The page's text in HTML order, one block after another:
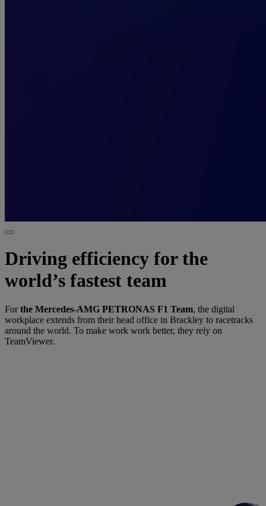
Driving efficiency for the
world’s fastest team
Forthe Mercedes-AMG PETRONAS F1 Team, the digital
workplace extends from their head office in Brackley to racetracks
around the world. To make work work better, they rely on
TeamViewer.